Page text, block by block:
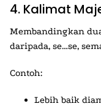
4. Kalimat
Membandingkan
daripada, se…se,
Contoh:
Lebih baik